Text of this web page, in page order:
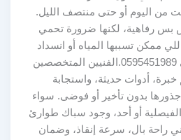
وقت من اليوم أو حتى منتصف الليل.
رفاهية، لكنها ضرورة تحمي
ممكن تسببها المياه أو انسداد
المجاري. اتصل الآن على 0595451989.الفنيين المتخصصين
أدوات حديثة، واستجابة
بدون تأخير أو فوضى. سواء
أو أحد، وجود سباك طوارئ
راحة بال، سرعة إنقاذ، وضمان